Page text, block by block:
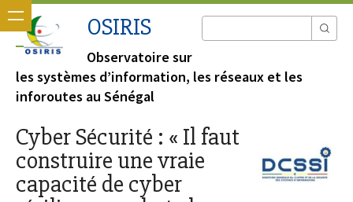
OSIRIS
Observatoire sur
les systèmes d’information, les réseaux et les
inforoutes au Sénégal
Cyber Sécurité : « Il faut
construire une vraie
capacité de cyber